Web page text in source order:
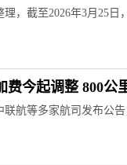
，截至2026年3月25日
费今起调整 800公
联航等多家航司发布公